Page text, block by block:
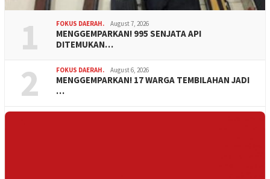
1 FOKUS DAERAH. August 7, 2026
MENGGEMPARKAN! 995 SENJATA API
DITEMUKAN…
2 FOKUS DAERAH. August 6, 2026
MENGGEMPARKAN! 17 WARGA TEMBILAHAN JADI
…